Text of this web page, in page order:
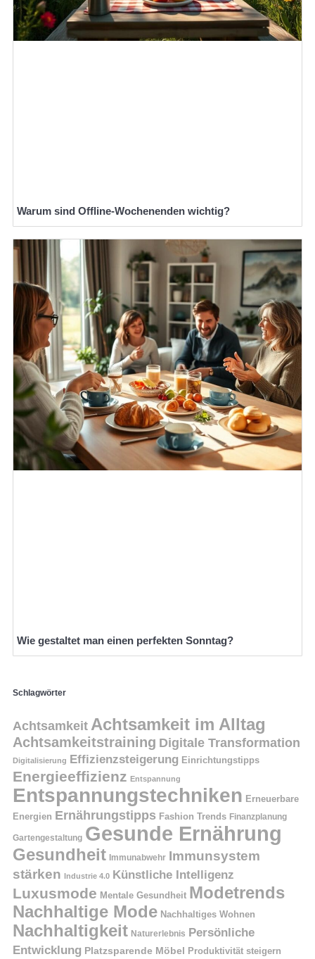
Warum sind Offline-Wochenenden wichtig?
Wie gestaltet man einen perfekten Sonntag?
Schlagwörter
Achtsamkeit Achtsamkeit im Alltag
Achtsamkeitstraining Digitale Transformation
Digitalisierung Effizienzsteigerung Einrichtungstipps
Energieeffizienz Entspannung
Entspannungstechniken Erneuerbare
Energien Ernährungstipps Fashion Trends Finanzplanung
Gartengestaltung Gesunde Ernährung
Gesundheit Immunabwehr Immunsystem
stärken Industrie 4.0 Künstliche Intelligenz
Luxusmode Mentale Gesundheit Modetrends
Nachhaltige Mode Nachhaltiges Wohnen
Nachhaltigkeit Naturerlebnis Persönliche
Entwicklung Platzsparende Möbel Produktivität steigern